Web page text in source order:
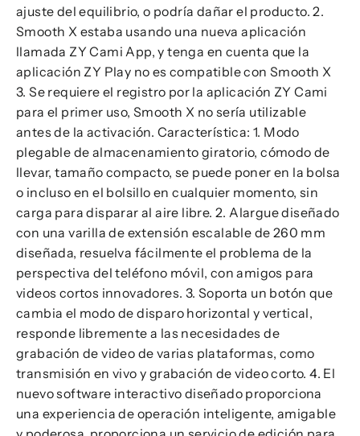
ajuste del equilibrio, o podría dañar el producto. 2.
Smooth X estaba usando una nueva aplicación
llamada ZY Cami App, y tenga en cuenta que la
aplicación ZY Play no es compatible con Smooth X
3. Se requiere el registro por la aplicación ZY Cami
para el primer uso, Smooth X no sería utilizable
antes de la activación. Característica: 1. Modo
plegable de almacenamiento giratorio, cómodo de
llevar, tamaño compacto, se puede poner en la bolsa
o incluso en el bolsillo en cualquier momento, sin
carga para disparar al aire libre. 2. Alargue diseñado
con una varilla de extensión escalable de 260 mm
diseñada, resuelva fácilmente el problema de la
perspectiva del teléfono móvil, con amigos para
videos cortos innovadores. 3. Soporta un botón que
cambia el modo de disparo horizontal y vertical,
responde libremente a las necesidades de
grabación de video de varias plataformas, como
transmisión en vivo y grabación de video corto. 4. El
nuevo software interactivo diseñado proporciona
una experiencia de operación inteligente, amigable